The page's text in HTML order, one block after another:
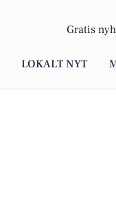
Gratis
LOKALT NYT